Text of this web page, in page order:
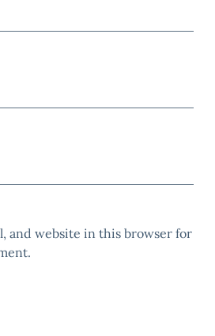
and website in this browser for